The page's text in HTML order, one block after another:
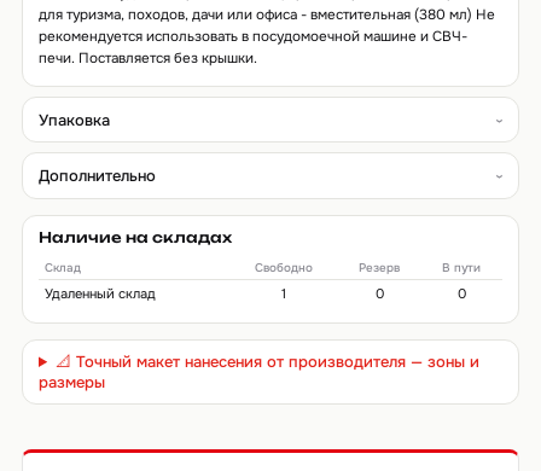
для туризма, походов, дачи или офиса - вместительная (380 мл) Не
рекомендуется использовать в посудомоечной машине и СВЧ-
печи. Поставляется без крышки.
Упаковка
Дополнительно
Наличие на складах
Склад Свободно Резерв В пути
Удаленный склад 1 0 0
📐 Точный макет нанесения от производителя — зоны и
размеры